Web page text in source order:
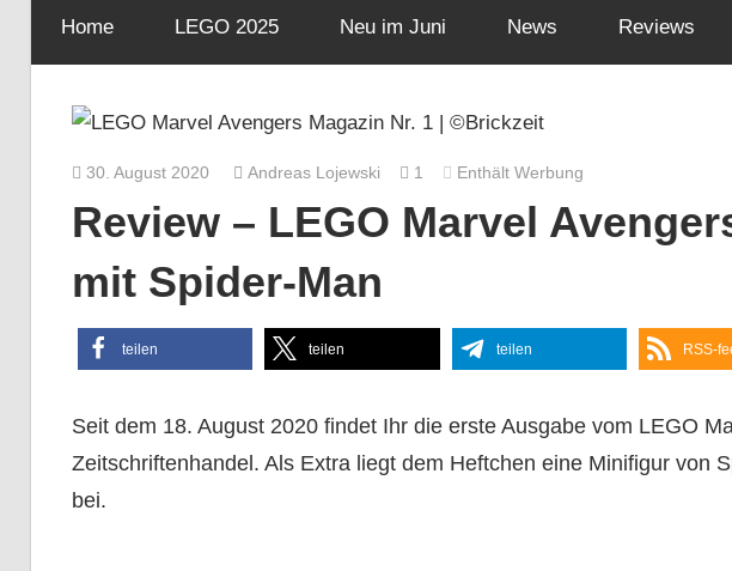
Home LEGO 2025 Neu im Juni News Reviews
30. August 2020 Andreas Lojewski 1 Enthält Werbung
Review – LEGO Marvel
mit Spider-Man
teilen teilen teilen RSS-
Seit dem 18. August 2020 findet Ihr die erste Ausgabe vom LEGO
Zeitschriftenhandel. Als Extra liegt dem Heftchen eine Minifigur von
bei.